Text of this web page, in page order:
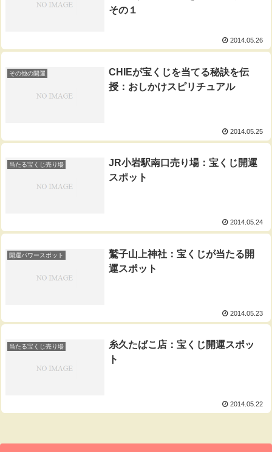
その１
2014.05.26
その他の開運
CHIEが宝くじを当てる秘訣を伝
授：おしかけスピリチュアル
2014.05.25
当たる宝くじ売り場
JR小岩駅南口売り場：宝くじ開運
スポット
2014.05.24
開運パワースポット
鷲子山上神社：宝くじが当たる開
運スポット
2014.05.23
当たる宝くじ売り場
糸久たばこ店：宝くじ開運スポッ
ト
2014.05.22